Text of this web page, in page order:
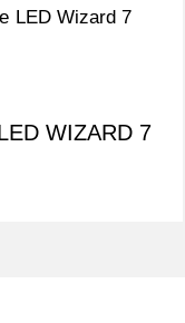
WIZARD 7